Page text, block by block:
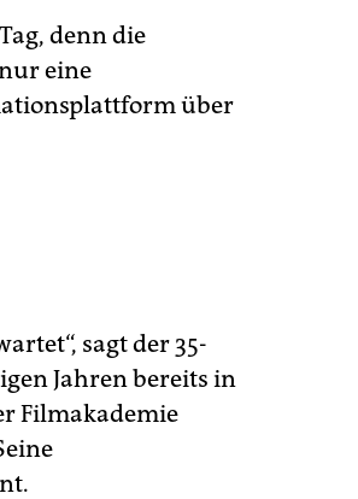
denn die
eine
über
sagt der 35-
Jahren bereits in
Filmakademie